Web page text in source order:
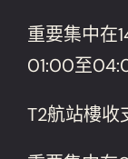
重要集中在
01:00至
T2航站樓收